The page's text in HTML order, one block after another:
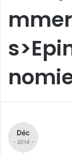
Déc
- 2014 -